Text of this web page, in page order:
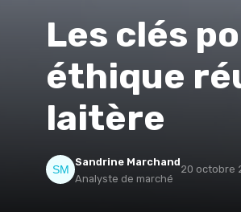
Les clés
éthique
laitère
Sandrine Marchand
Analyste de marché
20 octobre